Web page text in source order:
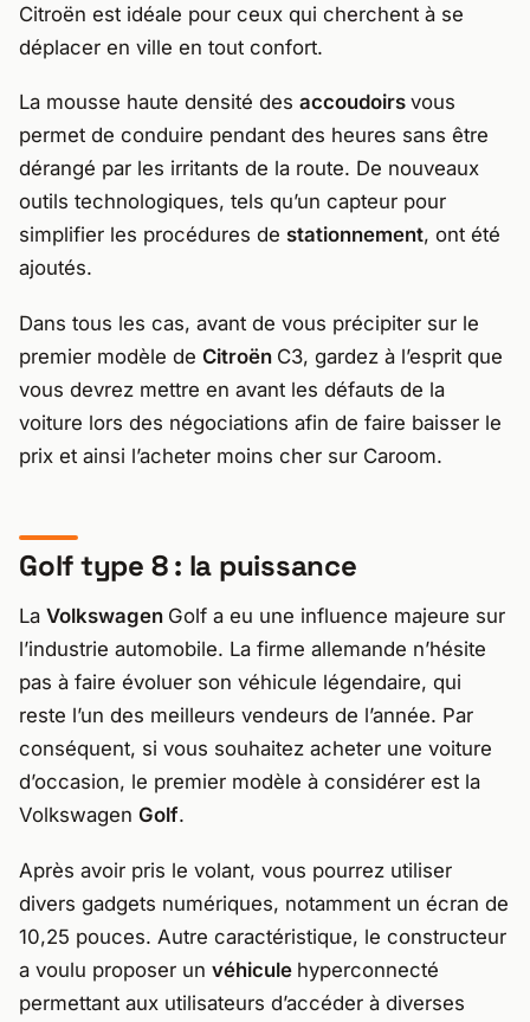
Citroën est idéale pour ceux qui cherchent à se
déplacer en ville en tout confort.
La mousse haute densité des accoudoirs vous
permet de conduire pendant des heures sans être
dérangé par les irritants de la route. De nouveaux
outils technologiques, tels qu’un capteur pour
simplifier les procédures de stationnement, ont été
ajoutés.
Dans tous les cas, avant de vous précipiter sur le
premier modèle de Citroën C3, gardez à l’esprit que
vous devrez mettre en avant les défauts de la
voiture lors des négociations afin de faire baisser le
prix et ainsi l’acheter moins cher sur Caroom.
Golf type 8 : la puissance
La Volkswagen Golf a eu une influence majeure sur
l’industrie automobile. La firme allemande n’hésite
pas à faire évoluer son véhicule légendaire, qui
reste l’un des meilleurs vendeurs de l’année. Par
conséquent, si vous souhaitez acheter une voiture
d’occasion, le premier modèle à considérer est la
Volkswagen Golf.
Après avoir pris le volant, vous pourrez utiliser
divers gadgets numériques, notamment un écran de
10,25 pouces. Autre caractéristique, le constructeur
a voulu proposer un véhicule hyperconnecté
permettant aux utilisateurs d’accéder à diverses